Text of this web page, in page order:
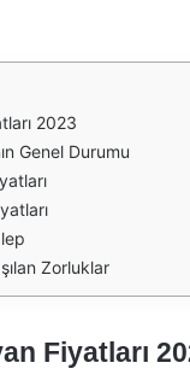
2023
Genel Durumu
Zorluklar
Fiyatları